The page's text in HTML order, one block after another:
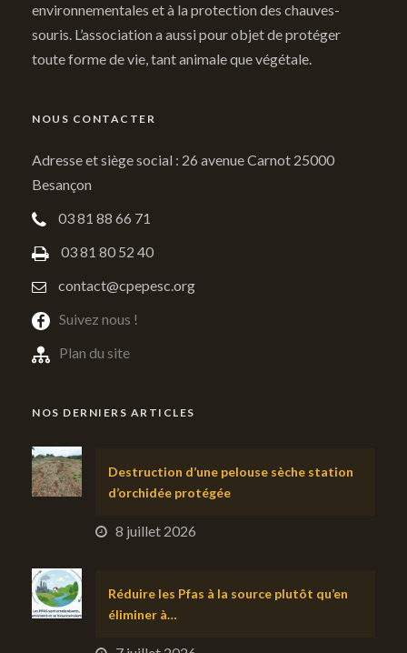
environnementales et à la protection des chauves-
souris. L’association a aussi pour objet de protéger
toute forme de vie, tant animale que végétale.
NOUS CONTACTER
Adresse et siège social : 26 avenue Carnot 25000
Besançon
03 81 88 66 71
03 81 80 52 40
contact@cpepesc.org
Suivez nous !
Plan du site
NOS DERNIERS ARTICLES
Destruction d’une pelouse sèche station
d’orchidée protégée
8 juillet 2026
Réduire les Pfas à la source plutôt qu’en
éliminer à…